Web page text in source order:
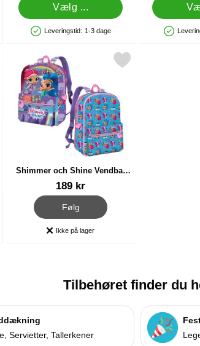
Vælg ...
Produkttilgængelighed: På lager
Leveringstid: 1-3 dage
Friends Servietter
Servietter som favorit
Shimmer och Shine Vendbar
Rygsæk Børn
Varenr 28897189 kr
Følg
, Shimmer och Shine Vendbar Rygsæk Børn
Produkttilgængelighed:
Ikke på lager
Markér shimmer och Shine Vendbar Rygsæk Børn
Tilbehøret finder du
Servietter, Tallerkener